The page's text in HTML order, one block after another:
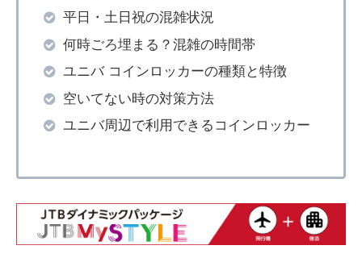
平日・土日祝の混雑状況
何時ごろ埋まる？混雑の時間帯
ユニバ コインロッカーの種類と特徴
空いてない時の対策方法
ユニバ周辺で利用できるコインロッカー